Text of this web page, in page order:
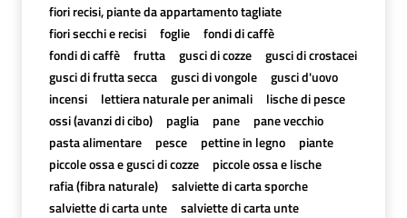
fiori recisi, piante da appartamento tagliate
fiori secchi e recisi
foglie
fondi di caffè
fondi di caffè
frutta gusci di cozze
gusci di crostacei
gusci di frutta secca
gusci di vongole
gusci d'uovo
incensi
lettiera naturale per animali
lische di pesce
ossi (avanzi di cibo)
paglia pane
pane vecchio
pasta alimentare
pesce pettine in legno
piante
piccole ossa e gusci di cozze
piccole ossa e lische
rafia (fibra naturale)
salviette di carta sporche
salviette di carta unte
salviette di carta unte